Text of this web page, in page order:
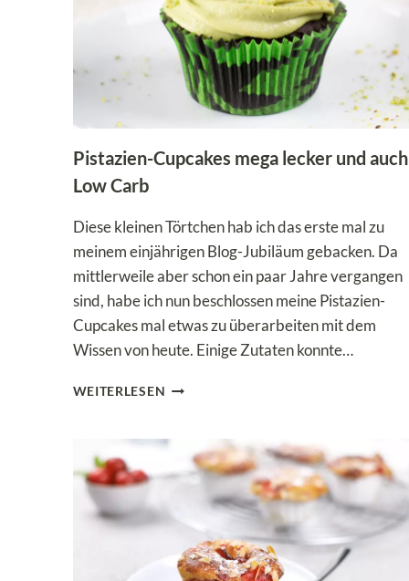
FRÜHSTÜCK!
Pistazien-Cupcakes mega lecker und auch
Low Carb
Diese kleinen Törtchen hab ich das erste mal zu
meinem einjährigen Blog-Jubiläum gebacken. Da
mittlerweile aber schon ein paar Jahre vergangen
sind, habe ich nun beschlossen meine Pistazien-
Cupcakes mal etwas zu überarbeiten mit dem
Wissen von heute. Einige Zutaten konnte…
WEITERLESEN PISTAZIEN-
LECKER
UND
AUCH
CARB